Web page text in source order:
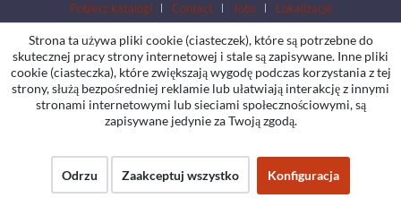
Pobierz katalogi Contact Jobs Lokalizacje
Strona ta używa pliki cookie (ciasteczek), które są potrzebne do
skutecznej pracy strony internetowej i stale są zapisywane. Inne pliki
cookie (ciasteczka), które zwiększają wygodę podczas korzystania z tej
strony, służą bezpośredniej reklamie lub ułatwiają interakcję z innymi
stronami internetowymi lub sieciami społecznościowymi, są
zapisywane jedynie za Twoją zgodą.
Odrzu Zaakceptuj wszystko Konfiguracja